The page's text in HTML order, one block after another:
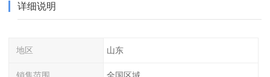
详细说明
地区 山东